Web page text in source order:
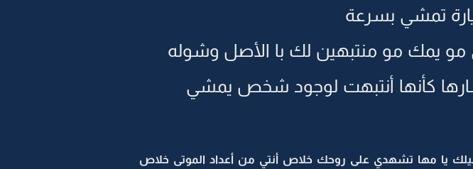
تمشي بسرعة
يمك مو منتبهين لك با الأصل وشوله
كأنها أنتبهت لوجود شخص يمشي
يا مها تشهدي على روحك خلاص أنتي من أعداد الموتى خلاص